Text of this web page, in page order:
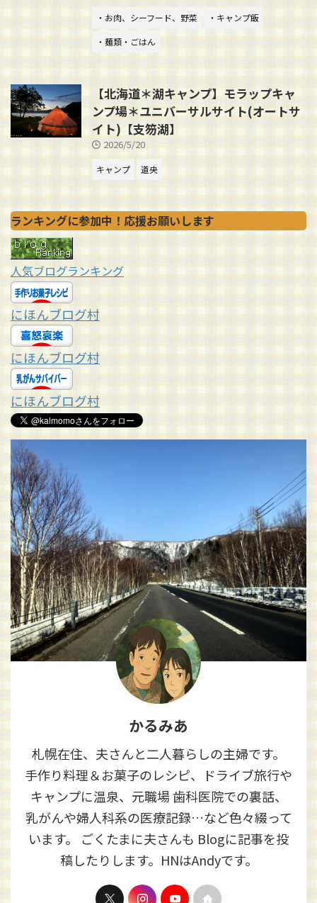
・お肉、シーフード、野菜
・キャンプ飯
・麺類・ごはん
【北海道＊湖キャンプ】モラップキャ
ンプ場＊ユニバーサルサイト(オートサ
イト)【支笏湖】
2026/5/20
キャンプ 道央
ランキングに参加中！応援お願いします
人気ブログランキング
にほんブログ村
にほんブログ村
にほんブログ村
かるみあ
札幌在住、夫さんと二人暮らしの主婦です。
手作り料理＆お菓子のレシピ、ドライブ旅行や
キャンプに温泉、元職場 歯科医院での裏話、
乳がんや婦人科系の医療記録…など色々綴って
います。 ごくたまに夫さんも Blogに記事を投
稿したりします。HNはAndyです。